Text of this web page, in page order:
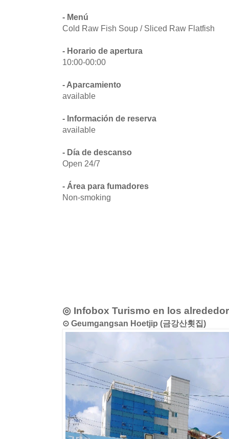
- Menú
Cold Raw Fish Soup / Sliced Raw Flatfish
- Horario de apertura
10:00-00:00
- Aparcamiento
available
- Información de reserva
available
- Día de descanso
Open 24/7
- Área para fumadores
Non-smoking
◎ Infobox Turismo en los
⊙ Geumgangsan Hoetjip (금강산횟집)